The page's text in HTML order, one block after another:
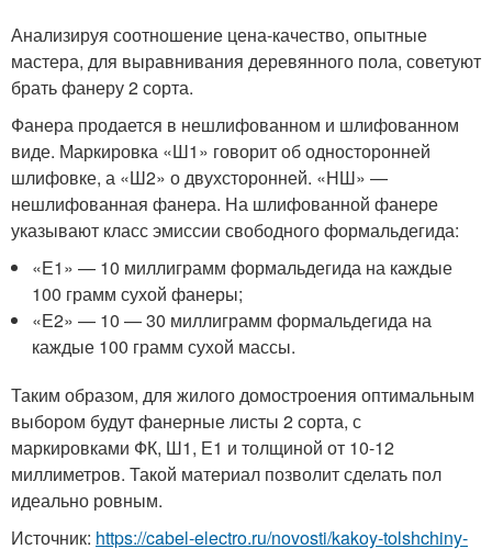
Анализируя соотношение цена-качество, опытные
мастера, для выравнивания деревянного пола, советуют
брать фанеру 2 сорта.
Фанера продается в нешлифованном и шлифованном
виде. Маркировка «Ш1» говорит об односторонней
шлифовке, а «Ш2» о двухсторонней. «НШ» —
нешлифованная фанера. На шлифованной фанере
указывают класс эмиссии свободного формальдегида:
«Е1» — 10 миллиграмм формальдегида на каждые
100 грамм сухой фанеры;
«Е2» — 10 — 30 миллиграмм формальдегида на
каждые 100 грамм сухой массы.
Таким образом, для жилого домостроения оптимальным
выбором будут фанерные листы 2 сорта, с
маркировками ФК, Ш1, Е1 и толщиной от 10-12
миллиметров. Такой материал позволит сделать пол
идеально ровным.
Источник: https://cabel-electro.ru/novosti/kakoy-tolshchiny-